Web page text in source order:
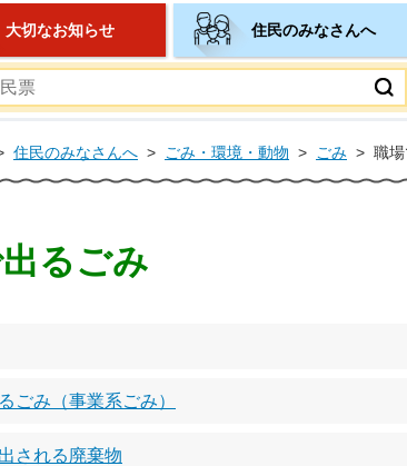
市公式ホームページ
大切なお知らせ 住民のみなさんへ
住民のみなさんへ > ごみ・環境・動物 > ごみ > 職
るごみ
ごみ（事業系ごみ）
される廃棄物